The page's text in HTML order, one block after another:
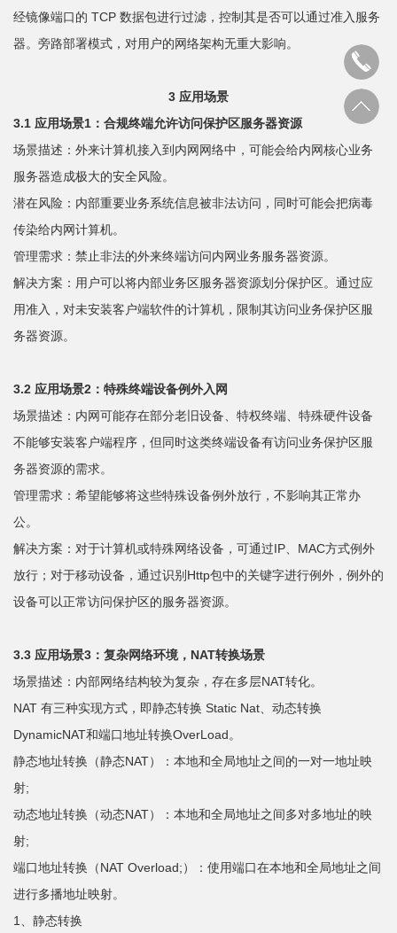
经镜像端口的 TCP 数据包进行过滤，控制其是否可以通过准入服务
器。旁路部署模式，对用户的网络架构无重大影响。
3 应用场景
3.1 应用场景1：合规终端允许访问保护区服务器资源
场景描述：外来计算机接入到内网网络中，可能会给内网核心业务
服务器造成极大的安全风险。
潜在风险：内部重要业务系统信息被非法访问，同时可能会把病毒
传染给内网计算机。
管理需求：禁止非法的外来终端访问内网业务服务器资源。
解决方案：用户可以将内部业务区服务器资源划分保护区。通过应
用准入，对未安装客户端软件的计算机，限制其访问业务保护区服
务器资源。
3.2 应用场景2：特殊终端设备例外入网
场景描述：内网可能存在部分老旧设备、特权终端、特殊硬件设备
不能够安装客户端程序，但同时这类终端设备有访问业务保护区服
务器资源的需求。
管理需求：希望能够将这些特殊设备例外放行，不影响其正常办
公。
解决方案：对于计算机或特殊网络设备，可通过IP、MAC方式例外
放行；对于移动设备，通过识别Http包中的关键字进行例外，例外的
设备可以正常访问保护区的服务器资源。
3.3 应用场景3：复杂网络环境，NAT转换场景
场景描述：内部网络结构较为复杂，存在多层NAT转化。
NAT 有三种实现方式，即静态转换 Static Nat、动态转换
DynamicNAT和端口地址转换OverLoad。
静态地址转换（静态NAT）：本地和全局地址之间的一对一地址映
射;
动态地址转换（动态NAT）：本地和全局地址之间多对多地址的映
射;
端口地址转换（NAT Overload;）：使用端口在本地和全局地址之间
进行多播地址映射。
1、静态转换